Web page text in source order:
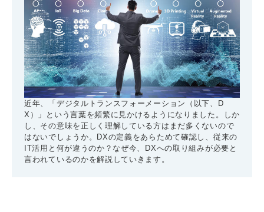
近年、「デジタルトランスフォーメーション（以下、D
X）」という言葉を頻繁に見かけるようになりました。しか
し、その意味を正しく理解している方はまだ多くないので
はないでしょうか。DXの定義をあらためて確認し、従来の
IT活用と何が違うのか？なぜ今、DXへの取り組みが必要と
言われているのかを解説していきます。